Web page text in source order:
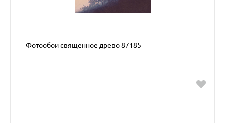
Фотообои священное древо 87185